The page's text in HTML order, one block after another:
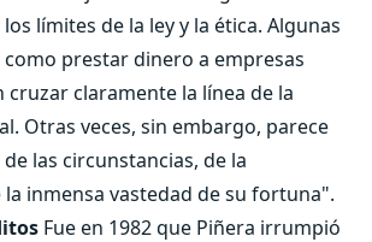
límites de la ley y la ética. Algunas
como prestar dinero a empresas
cruzar claramente la línea de la
Otras veces, sin embargo, parece
las circunstancias, de la
inmensa vastedad de su fortuna".
Fue en 1982 que Piñera irrumpió